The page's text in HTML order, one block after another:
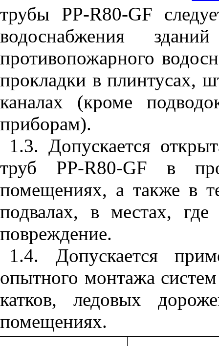
трубы PP-R80-GF
водоснабжения
противопожарного
прокладки в плинтусах,
каналах (кроме
приборам).
1.3. Допускается
труб PP-R80-GF в
помещениях, а также в
подвалах, в местах, где
повреждение.
1.4. Допускается
опытного монтажа
катков, ледовых
помещениях.